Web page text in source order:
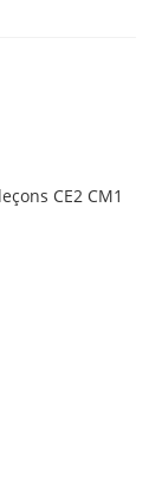
CE2 CM1